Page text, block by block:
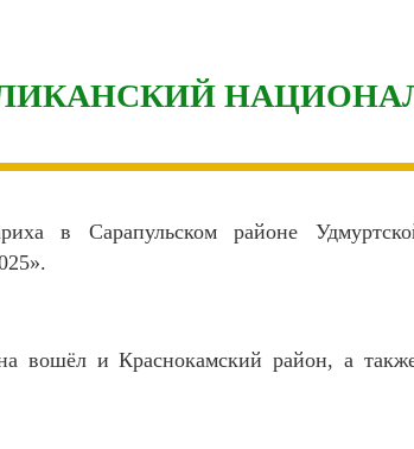
в Сарапульском районе
вошёл и Краснокамский район, а